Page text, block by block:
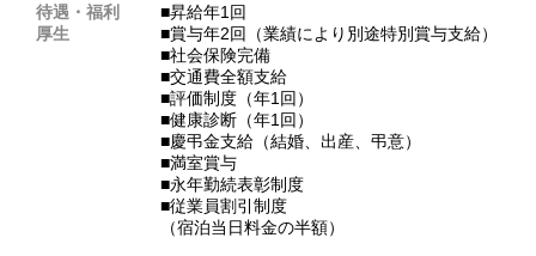
待遇・福利
厚生
■昇給年1回
■賞与年2回（業績により別途特別賞与支給）
■社会保険完備
■交通費全額支給
■評価制度（年1回）
■健康診断（年1回）
■慶弔金支給（結婚、出産、弔意）
■満室賞与
■永年勤続表彰制度
■従業員割引制度
（宿泊当日料金の半額）